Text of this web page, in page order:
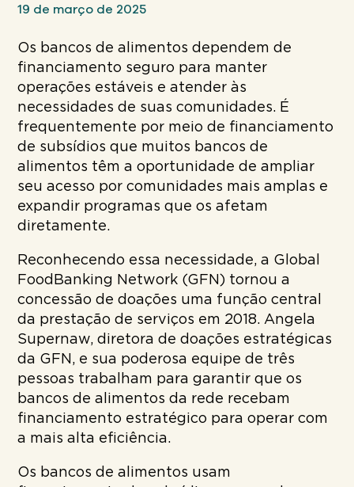
19 de março de 2025
Os bancos de alimentos dependem de
financiamento seguro para manter
operações estáveis e atender às
necessidades de suas comunidades. É
frequentemente por meio de financiamento
de subsídios que muitos bancos de
alimentos têm a oportunidade de ampliar
seu acesso por comunidades mais amplas e
expandir programas que os afetam
diretamente.
Reconhecendo essa necessidade, a Global
FoodBanking Network (GFN) tornou a
concessão de doações uma função central
da prestação de serviços em 2018. Angela
Supernaw, diretora de doações estratégicas
da GFN, e sua poderosa equipe de três
pessoas trabalham para garantir que os
bancos de alimentos da rede recebam
financiamento estratégico para operar com
a mais alta eficiência.
Os bancos de alimentos usam